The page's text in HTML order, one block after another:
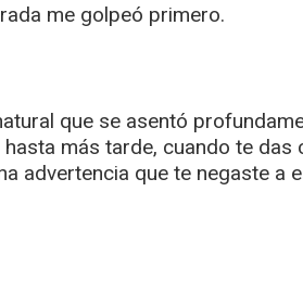
me golpeó primero.
que se asentó
más tarde, cuando te das
advertencia que te negaste a